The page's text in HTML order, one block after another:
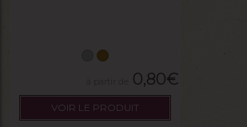
0,80€
VOIR LE PRODUIT